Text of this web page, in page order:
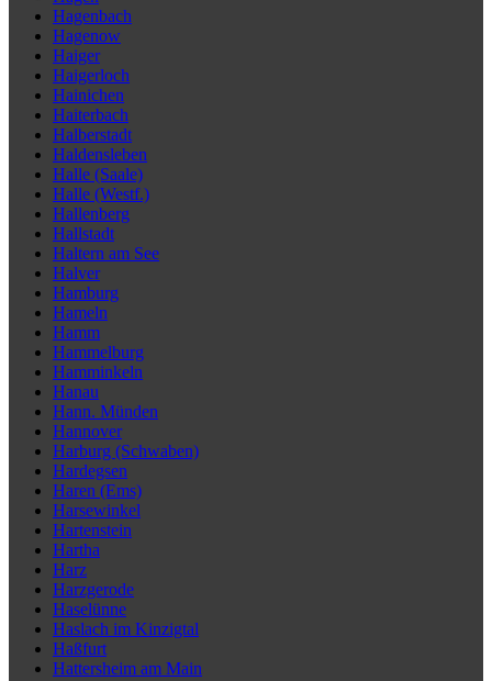
Hagenbach
Hagenow
Haiger
Haigerloch
Hainichen
Haiterbach
Halberstadt
Haldensleben
Halle (Saale)
Halle (Westf.)
Hallenberg
Hallstadt
Haltern am See
Halver
Hamburg
Hameln
Hamm
Hammelburg
Hamminkeln
Hanau
Hann. Münden
Hannover
Harburg (Schwaben)
Hardegsen
Haren (Ems)
Harsewinkel
Hartenstein
Hartha
Harz
Harzgerode
Haselünne
Haslach im Kinzigtal
Haßfurt
Hattersheim am Main